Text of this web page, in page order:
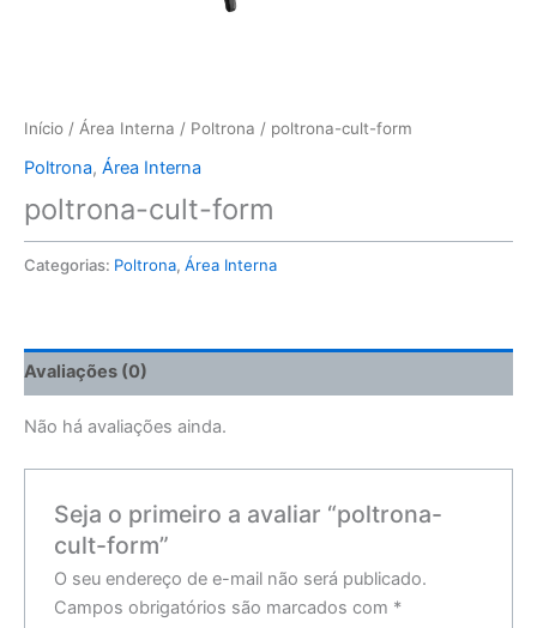
Início / Área Interna / Poltrona / poltrona-cult-form
Poltrona, Área Interna
poltrona-cult-form
Categorias: Poltrona, Área Interna
Avaliações (0)
Não há avaliações ainda.
Seja o primeiro a avaliar “poltrona-
cult-form”
O seu endereço de e-mail não será publicado.
Campos obrigatórios são marcados com *